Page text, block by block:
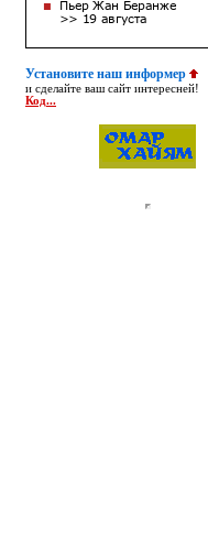
Установите наш информер
и сделайте ваш сайт интересней!
Код...